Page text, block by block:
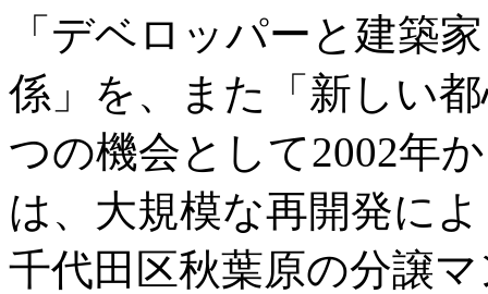
「デベロッパーと建築
係」を、また「新しい
つの機会として2002年
は、大規模な再開発に
千代田区秋葉原の分譲